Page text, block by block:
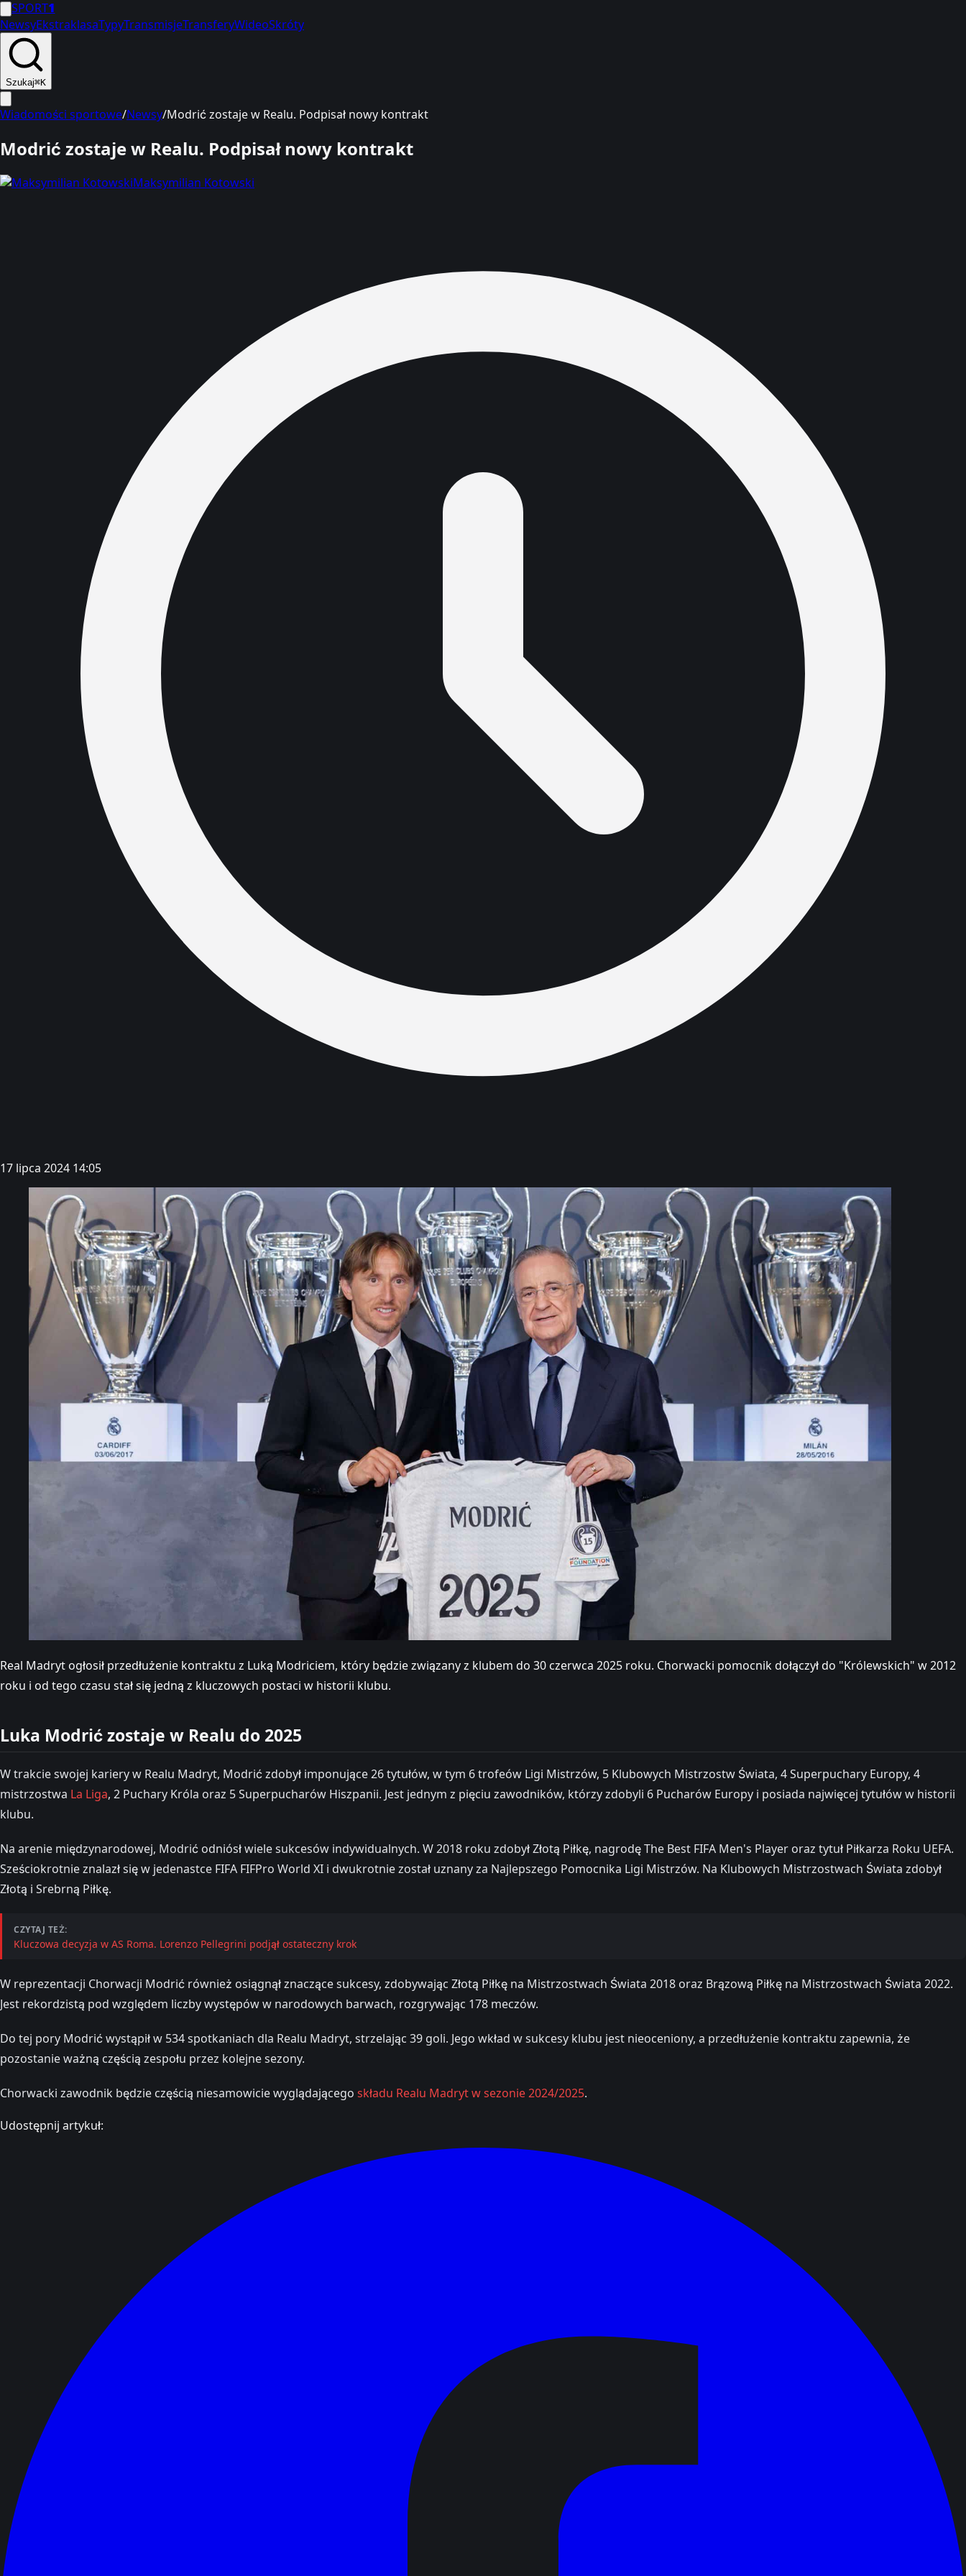
SPORT1
NewsyEkstraklasaTypyTransmisjeTransferyWideoSkróty
Szukaj⌘K
Wiadomości sportowe/Newsy/Modrić zostaje w Realu. Podpisał nowy kontrakt
Modrić zostaje w Realu. Podpisał nowy kontrakt
Maksymilian Kotowski
17 lipca 2024 14:05
Real Madryt ogłosił przedłużenie kontraktu z Luką Modriciem, który będzie związany z klubem do 30 czerwca 2025 roku. Chorwacki pomocnik dołączył do "Królewskich" w 2012
roku i od tego czasu stał się jedną z kluczowych postaci w historii klubu.
Luka Modrić zostaje w Realu do 2025
W trakcie swojej kariery w Realu Madryt, Modrić zdobył imponujące 26 tytułów, w tym 6 trofeów Ligi Mistrzów, 5 Klubowych Mistrzostw Świata, 4 Superpuchary Europy, 4
mistrzostwa La Liga, 2 Puchary Króla oraz 5 Superpucharów Hiszpanii. Jest jednym z pięciu zawodników, którzy zdobyli 6 Pucharów Europy i posiada najwięcej tytułów w historii
klubu.
Na arenie międzynarodowej, Modrić odniósł wiele sukcesów indywidualnych. W 2018 roku zdobył Złotą Piłkę, nagrodę The Best FIFA Men's Player oraz tytuł Piłkarza Roku UEFA.
Sześciokrotnie znalazł się w jedenastce FIFA FIFPro World XI i dwukrotnie został uznany za Najlepszego Pomocnika Ligi Mistrzów. Na Klubowych Mistrzostwach Świata zdobył
Złotą i Srebrną Piłkę.
CZYTAJ TEŻ:
Kluczowa decyzja w AS Roma. Lorenzo Pellegrini podjął ostateczny krok
W reprezentacji Chorwacji Modrić również osiągnął znaczące sukcesy, zdobywając Złotą Piłkę na Mistrzostwach Świata 2018 oraz Brązową Piłkę na Mistrzostwach Świata 2022.
Jest rekordzistą pod względem liczby występów w narodowych barwach, rozgrywając 178 meczów.
Do tej pory Modrić wystąpił w 534 spotkaniach dla Realu Madryt, strzelając 39 goli. Jego wkład w sukcesy klubu jest nieoceniony, a przedłużenie kontraktu zapewnia, że
pozostanie ważną częścią zespołu przez kolejne sezony.
Chorwacki zawodnik będzie częścią niesamowicie wyglądającego składu Realu Madryt w sezonie 2024/2025.
Udostępnij artykuł: